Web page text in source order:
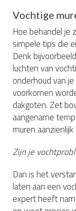
Vochtige
Hoe behandel je
simpele tips die
Denk
luchten van
onderhoud van
voorkomen
dakgoten. Zet
aangename
muren aanzienlijk
Zijn je
Dan is het
laten aan een
expert heeft